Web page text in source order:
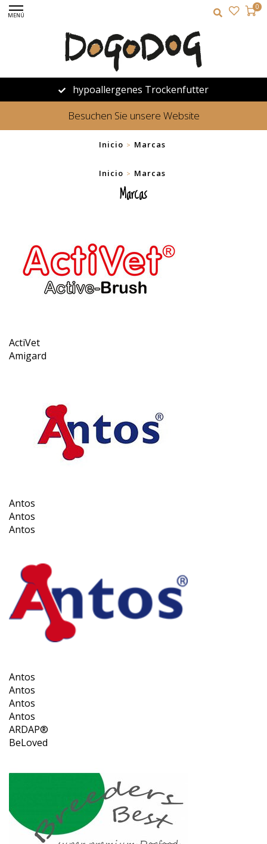
MENÚ
0
hypoallergenes Trockenfutter
Besuchen Sie unsere Website
Inicio > Marcas
Inicio > Marcas
Marcas
ActiVet
Amigard
Antos
Antos
Antos
Antos
Antos
Antos
Antos
ARDAP®
BeLoved